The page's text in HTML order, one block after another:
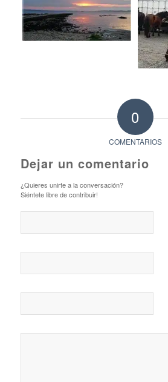
0
COMENTARIOS
Dejar un comentario
¿Quieres unirte a la conversación?
Siéntete libre de contribuir!